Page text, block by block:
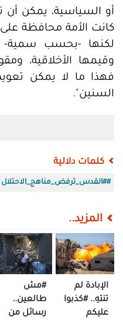
أو السياسية، يمكن
كانت الأمة محافظة على
لكنها -بحسب سمية-
وقيمها الأخلاقية،
فهذا ما لا يمكن
السنين".
كلمات دلالية
##القدس_ترفض_مناهج_الاحتلال
المزيد..
الإبادة لم
تنتهِ.. #كذبوا
عليكم
#مش
طالعين..
رسائل من